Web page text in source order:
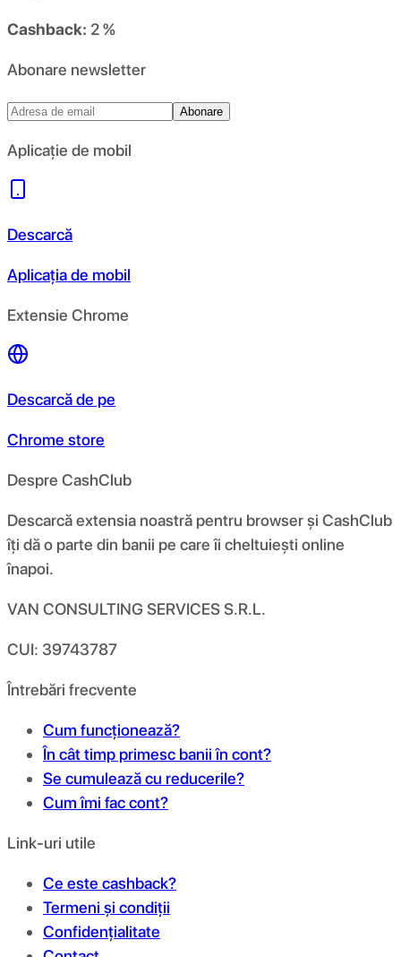
Cashback: 2 %
Abonare newsletter
Abonare
Aplicație de mobil
Descarcă
Aplicația de mobil
Extensie Chrome
Descarcă de pe
Chrome store
Despre CashClub
Descarcă extensia noastră pentru browser și CashClub
îți dă o parte din banii pe care îi cheltuiești online
înapoi.
VAN CONSULTING SERVICES S.R.L.
CUI: 39743787
Întrebări frecvente
Cum funcționează?
În cât timp primesc banii în cont?
Se cumulează cu reducerile?
Cum îmi fac cont?
Link-uri utile
Ce este cashback?
Termeni și condiții
Confidențialitate